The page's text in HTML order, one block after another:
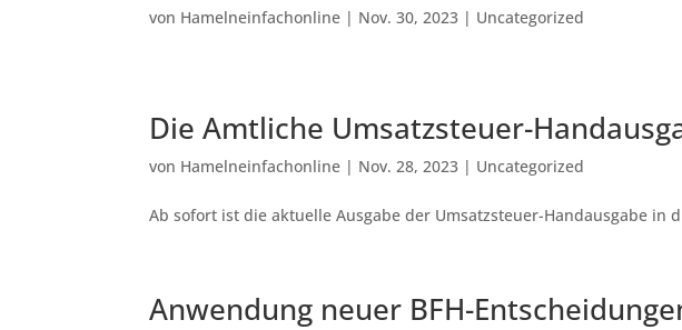
von Hamelneinfachonline | Nov. 30, 2023 | Uncategorized
Die Amtliche Umsatzsteuer-
von Hamelneinfachonline | Nov. 28, 2023 | Uncategorized
Ab sofort ist die aktuelle Ausgabe der Umsatzsteuer-Handausgabe in
Anwendung neuer BFH-